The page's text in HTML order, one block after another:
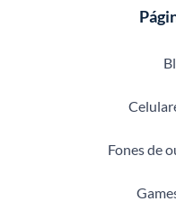
Fones de